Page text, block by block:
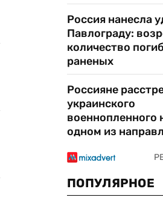
Россия нанесла
Павлограду:
количество
раненых
Россияне
украинского
военнопленного
одном из
ПОПУЛЯРНОЕ